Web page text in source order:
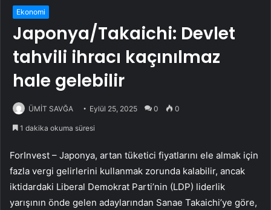
Ekonomi
Japonya/Takaichi: Devlet
tahvili ihracı kaçınılmaz
hale gelebilir
ÜMİT SAVĞA Eylül 25, 2025 0 0
1 dakika okuma süresi
ForInvest – Japonya, artan tüketici fiyatlarını ele almak için
fazla vergi gelirlerini kullanmak zorunda kalabilir, ancak
iktidardaki Liberal Demokrat Parti’nin (LDP) liderlik
yarışının önde gelen adaylarından Sanae Takaichi’ye göre,